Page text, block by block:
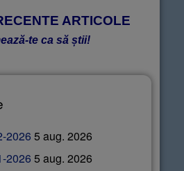
ARTICOLE
te ca să știi!
2026 5 aug. 2026
2026 5 aug. 2026